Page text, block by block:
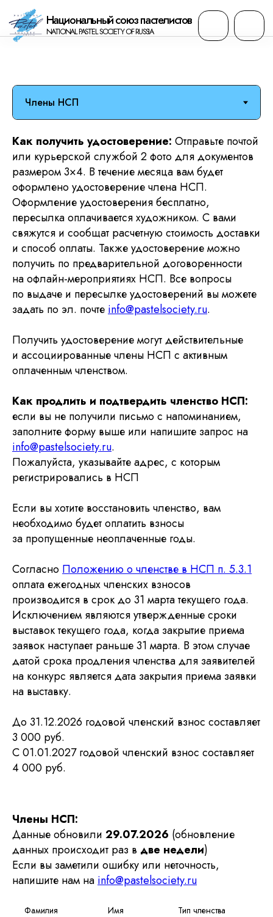
Национальный cоюз пастелистов
NATIONAL PASTEL SOCIETY OF RUSSIA
Продлить членство в НСП
Как получить удостоверение: Отправьте почтой
или курьерской службой 2 фото для документов
размером 3×4. В течение месяца вам будет
оформлено удостоверение члена НСП.
Оформление удостоверения бесплатно,
пересылка оплачивается художником. С вами
свяжутся и сообщат расчетную стоимость доставки
и способ оплаты. Также удостоверение можно
получить по предварительной договоренности
на офлайн-мероприятиях НСП. Все вопросы
по выдаче и пересылке удостоверений вы можете
задать по эл. почте info@pastelsociety.ru.
Получить удостоверение могут действительные
и ассоциированные члены НСП с активным
оплаченным членством.
Как продлить и подтвердить членство НСП:
если вы не получили письмо с напоминанием,
заполните форму выше или напишите запрос на
info@pastelsociety.ru.
Пожалуйста, указывайте адрес, с которым
регистрировались в НСП
Если вы хотите восстановить членство, вам
необходимо будет оплатить взносы
за пропущенные неоплаченные годы.
Согласно Положению о членстве в НСП п. 5.3.1
оплата ежегодных членских взносов
производится в срок до 31 марта текущего года.
Исключением являются утвержденные сроки
выставок текущего года, когда закрытие приема
заявок наступает раньше 31 марта. В этом случае
датой срока продления членства для заявителей
на конкурс является дата закрытия приема заявки
на выставку.
До 31.12.2026 годовой членский взнос составляет
3 000 руб.
С 01.01.2027 годовой членский взнос составляет
4 000 руб.
Члены НСП:
Данные обновили 29.07.2026 (обновление
данных происходит раз в две недели)
Если вы заметили ошибку или неточность,
напишите нам на info@pastelsociety.ru
Фамилия Имя Тип членства